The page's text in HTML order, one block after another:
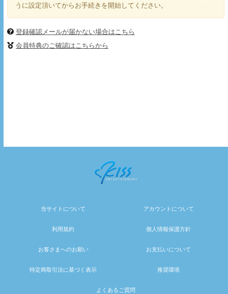
うに設定頂いてからお手続きを開始してください。
登録確認メールが届かない場合はこちら
会員特典のご確認はこちらから
当サイトについて アカウントについて
利用規約 個人情報保護方針
お客さまへのお願い お支払いについて
特定商取引法に基づく表示 推奨環境
よくあるご質問